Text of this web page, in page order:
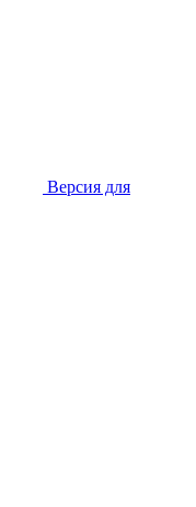
Версия для